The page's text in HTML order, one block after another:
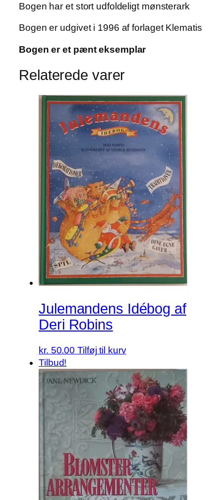
Bogen har et stort udfoldeligt mønsterark
Bogen er udgivet i 1996 af forlaget Klematis
Bogen er et pænt eksemplar
Relaterede varer
Julemandens Idébog af
Deri Robins
kr. 50.00 Tilføj til kurv
Tilbud!